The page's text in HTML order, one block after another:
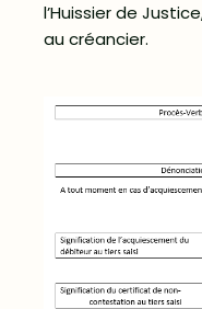
l’Huissier de
au créancier.